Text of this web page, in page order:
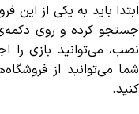
ابتدا باید به یکی از این
جستجو کرده و روی
نصب، می‌توانید بازی را
کنید.